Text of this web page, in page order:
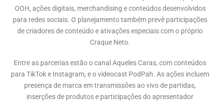
OOH, ações digitais, merchandising e conteúdos desenvolvidos
para redes sociais. O planejamento também prevê participações
de criadores de conteúdo e ativações especiais com o próprio
Craque Neto.
Entre as parcerias estão o canal Aqueles Caras, com conteúdos
para TikTok e Instagram, e o videocast PodPah. As ações incluem
presença de marca em transmissões ao vivo de partidas,
inserções de produtos e participações do apresentador